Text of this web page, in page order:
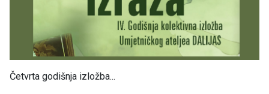
Četvrta godišnja izložba...